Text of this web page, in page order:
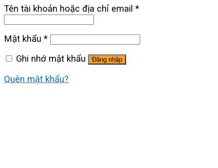
Tên tài khoản hoặc địa chỉ email *
Mật khẩu *
Ghi nhớ mật khẩu
Đăng nhập
Quên mật khẩu?